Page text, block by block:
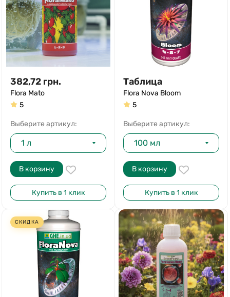
382,72 грн.
Flora Mato
5
Выберите артикул:
1 л
В корзину
Купить в 1 клик
Таблица
Flora Nova Bloom
5
Выберите артикул:
100 мл
В корзину
Купить в 1 клик
СКИДКА